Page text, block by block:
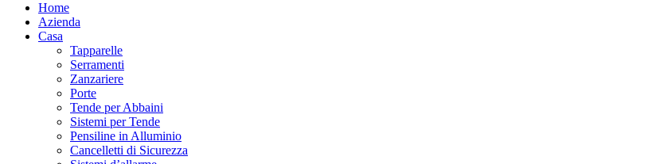
Home
Azienda
Casa
Tapparelle
Serramenti
Zanzariere
Porte
Tende per Abbaini
Sistemi per Tende
Pensiline in Alluminio
Cancelletti di Sicurezza